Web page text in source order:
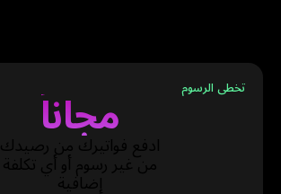
تخطى الرسوم
مجاناً
ادفع فواتيرك من رصيدك
من غير رسوم أو أي تكلفة
إضافية